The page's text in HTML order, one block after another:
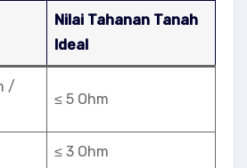
Nilai Tahanan Tanah
Ideal
/
≤ 5 Ohm
≤ 3 Ohm